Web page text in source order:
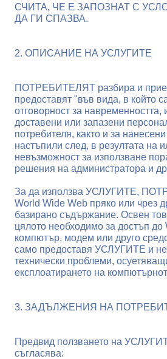
СЧИТА, ЧЕ Е ЗАПОЗНАТ С
ДА ГИ СПАЗВА.
2. ОПИСАНИЕ НА УСЛУГИТЕ
ПОТРЕБИТЕЛЯТ разбира и
предоставят "във вида, в който
отговорност за
доставени или запазени
потребителя, както и за
настъпили след, в резултата на
невъзможност за използване
решения на администратора и
За да използва УСЛУГИТЕ,
World Wide Web пряко или чрез
базирано съдържание. Освен
цялото необходимо за достъп
компютър, модем или друго
само предоставя УСЛУГИТЕ и не
технически проблеми,
експлоатирането на
3. ЗАДЪЛЖЕНИЯ НА
Предвид ползването на
съгласява: